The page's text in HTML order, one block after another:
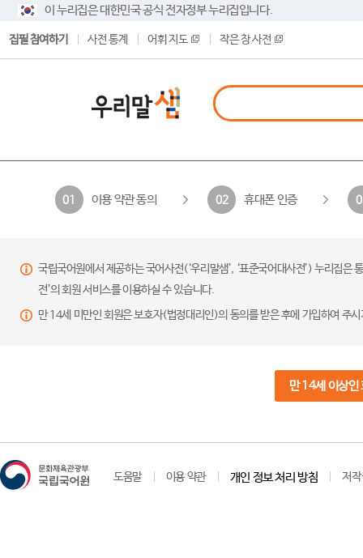
이 누리집은 대한민국 공식 전자정부 누리집입니다.
집필 참여하기 사전 통계 어휘 지도 작은 창 사전
01 이용 약관 동의 02 휴대폰 인증
국립국어원에서 제공하는 국어사전(‘우리말샘’, ‘표준국어대사전’) 누리집
전’의 회원 서비스를 이용하실 수 있습니다.
만 14세 미만인 회원은 보호자(법정대리인)의 동의를 받은 후에 가입하여 주
만 14세 이상인
도움말 이용 약관 개인 정보 처리 방침 저